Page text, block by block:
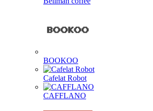
BOOKOO
Cafelat Robot
CAFFLANO